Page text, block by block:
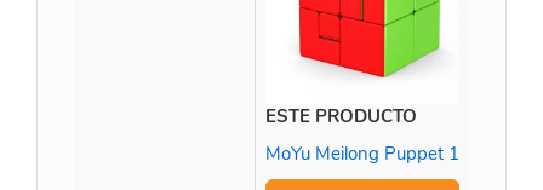
ESTE PRODUCTO
MoYu Meilong Puppet 1